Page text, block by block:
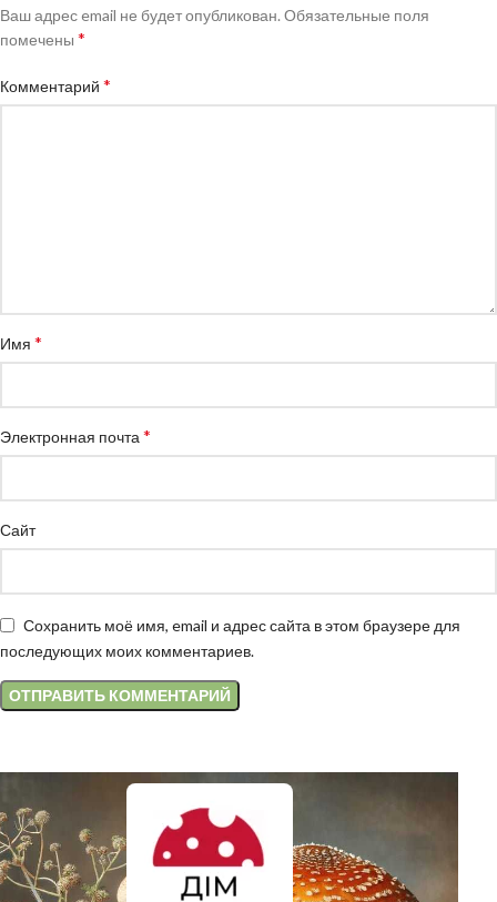
Ваш адрес email не будет опубликован.Обязательные поля
помечены *
Комментарий *
Имя *
Электронная почта*
Сайт
Сохранить моё имя, email и адрес сайта в этом браузере для
последующих моих комментариев.